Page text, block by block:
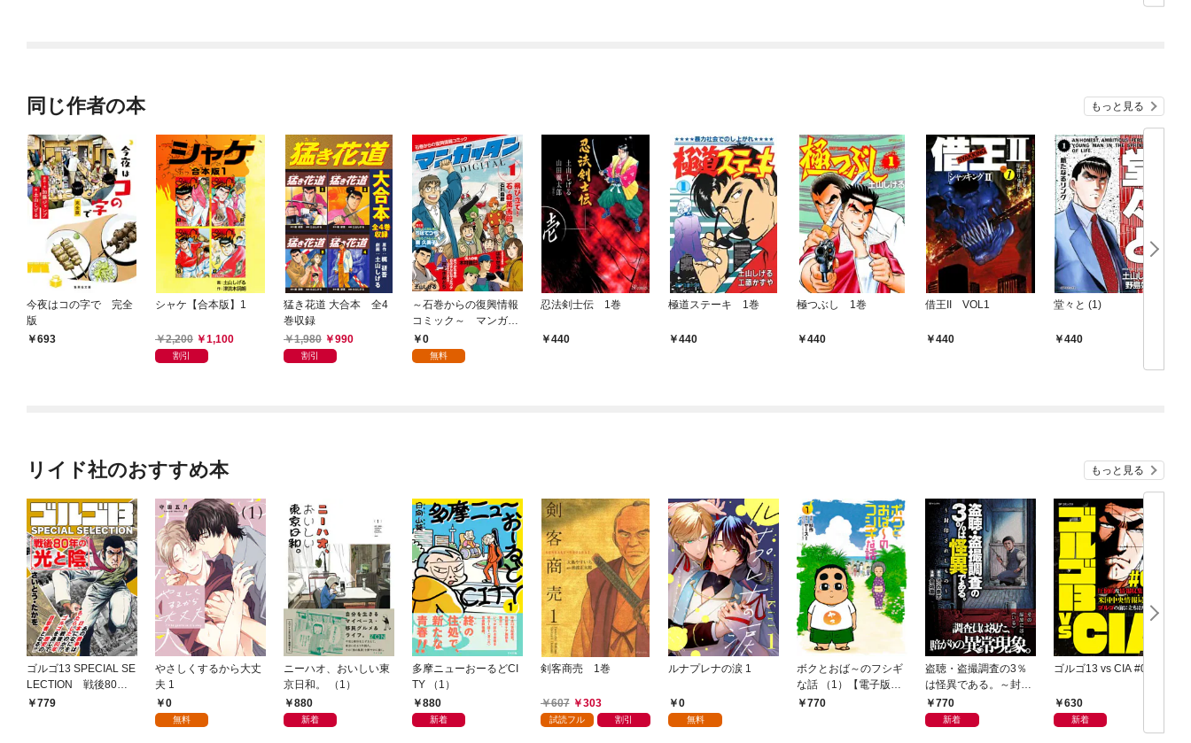
同じ作者の本 もっと見る
今夜はコの字で 完全
版
693
シャケ【合本版】1
2,200 1,100
割引
猛き花道 大合本 全4
巻収録
1,980
990
割引
～石巻からの復興情報
コミック～ マンガッ
タン＝デジタル Vol.1
0
無料
忍法剣士伝 1巻
440
極道ステーキ 1巻
440
極つぶし 1巻
440
借王II VOL1
440
堂々と (1)
440
リイド社のおすすめ本 もっと見る
ゴルゴ13 SPECIAL SE
LECTION 戦後80年
の光と陰
779
やさしくするから大丈
夫 1
0
無料
ニーハオ、おいしい東
京日和。 （1）
880
新着
多摩ニューおーるどCI
TY （1）
880
新着
剣客商売 1巻
607 303
試読フル 割引
ルナプレナの涙 1
0
無料
ボクとおば～のフシギ
な話 （1）【電子版特
典付き】
770
盗聴・盗撮調査の3％
は怪異である。～封印
されしもの～
770
新着
ゴルゴ13 vs CIA #01
630
新着